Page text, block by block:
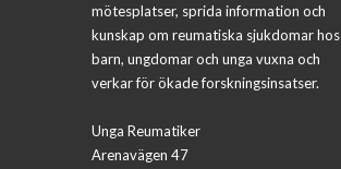
mötesplatser, sprida information och
kunskap om reumatiska sjukdomar hos
barn, ungdomar och unga vuxna och
verkar för ökade forskningsinsatser.
Unga Reumatiker
Arenavägen 47